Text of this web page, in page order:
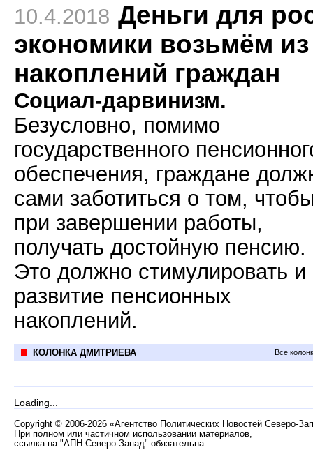
10.4.2018 Деньги для
экономики возьмём из
накоплений граждан
Социал-дарвинизм.
Безусловно, помимо
государственного
обеспечения, граждане
сами заботиться о том,
при завершении работы,
получать достойную пенсию.
Это должно стимулировать и
развитие пенсионных
накоплений.
КОЛОНКА ДМИТРИЕВА Все
Loading...
Copyright © 2006-2026 «Агентство Политических Новостей Северо-
При полном или частичном использовании материалов,
ссылка на "АПН Северо-Запад" обязательна